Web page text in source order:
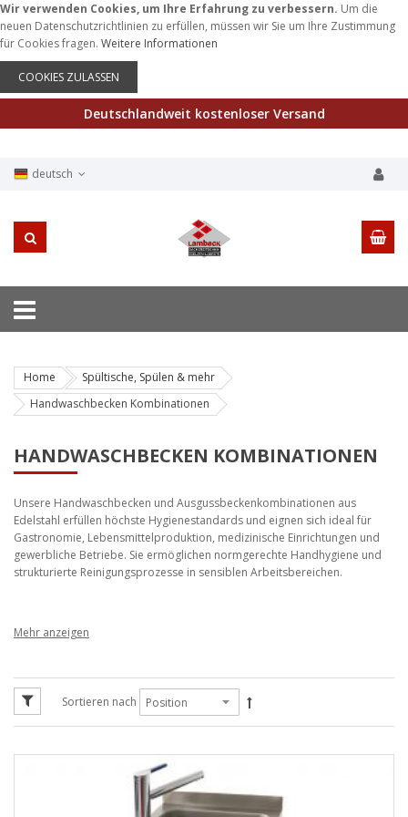
Wir verwenden Cookies, um Ihre Erfahrung zu verbessern. Um die
neuen Datenschutzrichtlinien zu erfüllen, müssen wir Sie um Ihre Zustimmung
für Cookies fragen. Weitere Informationen
COOKIES ZULASSEN
Deutschlandweit kostenloser Versand
deutsch
Home
Spültische, Spülen & mehr
Handwaschbecken Kombinationen
HANDWASCHBECKEN KOMBINATIONEN
Unsere Handwaschbecken und Ausgussbeckenkombinationen aus
Edelstahl erfüllen höchste Hygienestandards und eignen sich ideal für
Gastronomie, Lebensmittelproduktion, medizinische Einrichtungen und
gewerbliche Betriebe. Sie ermöglichen normgerechte Handhygiene und
strukturierte Reinigungsprozesse in sensiblen Arbeitsbereichen.
Handwaschbecken &
Edelstahl – hygienische Lösungen für
Profis
Handwaschbecken aus Edelstahl sind in vielen Branchen vorgeschrieben
und ein zentraler Bestandteil moderner Hygienekonzepte. Unsere
Modelle sind speziell für den professionellen Einsatz konzipiert und
bieten langlebige, pflegeleichte und hygienisch einwandfreie Lösungen.
Sortieren nach